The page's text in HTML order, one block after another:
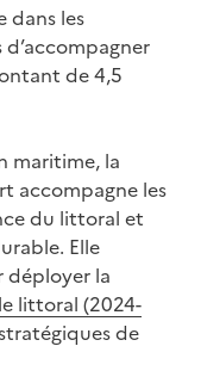
dans les
de 4,5
maritime, la
accompagne les
du littoral et
Elle
la
littoral (2024-
de